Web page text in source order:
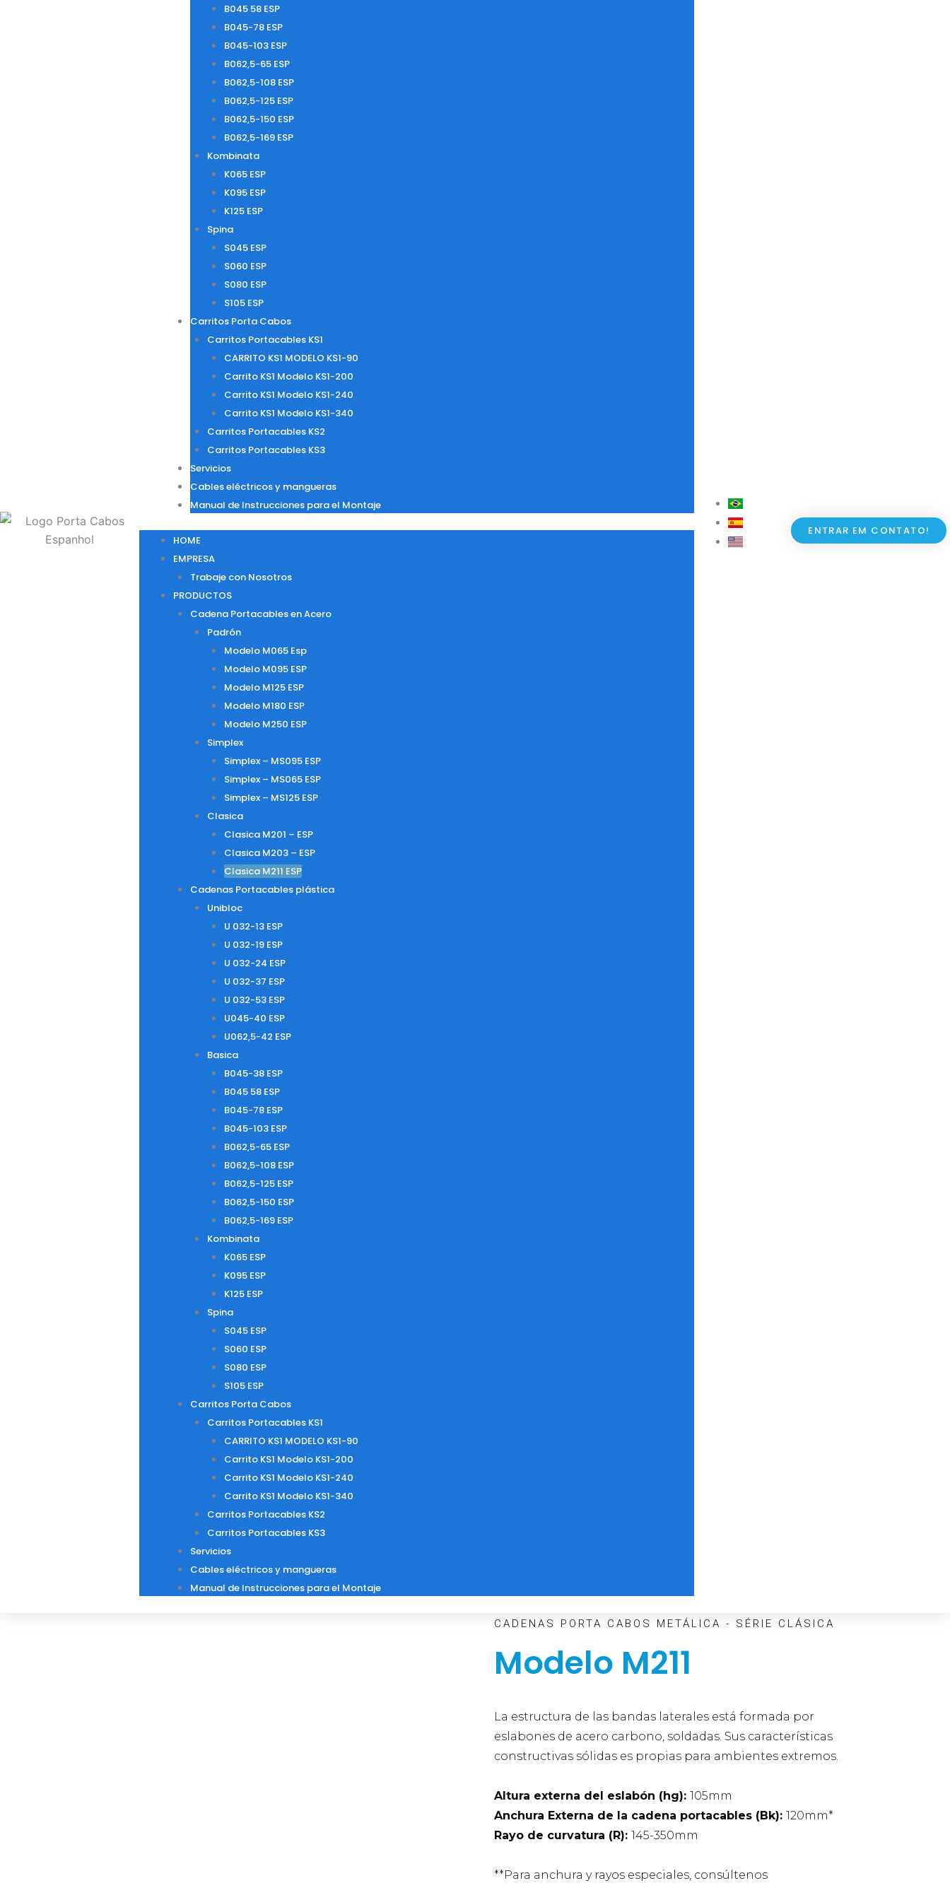
B045 58 ESP
B045-78 ESP
B045-103 ESP
B062,5-65 ESP
B062,5-108 ESP
B062,5-125 ESP
B062,5-150 ESP
B062,5-169 ESP
Kombinata
K065 ESP
K095 ESP
K125 ESP
Spina
S045 ESP
S060 ESP
S080 ESP
S105 ESP
Carritos Porta Cabos
Carritos Portacables KS1
CARRITO KS1 MODELO KS1-90
Carrito KS1 Modelo KS1-200
Carrito KS1 Modelo KS1-240
Carrito KS1 Modelo KS1-340
Carritos Portacables KS2
Carritos Portacables KS3
Servicios
Cables eléctricos y mangueras
Manual de Instrucciones para el Montaje
HOME
EMPRESA
Trabaje con Nosotros
PRODUCTOS
Cadena Portacables en Acero
Padrón
Modelo M065 Esp
Modelo M095 ESP
Modelo M125 ESP
Modelo M180 ESP
Modelo M250 ESP
Simplex
Simplex – MS095 ESP
Simplex – MS065 ESP
Simplex – MS125 ESP
Clasica
Clasica M201 – ESP
Clasica M203 – ESP
Clasica M211 ESP
Cadenas Portacables plástica
Unibloc
U 032-13 ESP
U 032-19 ESP
U 032-24 ESP
U 032-37 ESP
U 032-53 ESP
U045-40 ESP
U062,5-42 ESP
Basica
B045-38 ESP
B045 58 ESP
B045-78 ESP
B045-103 ESP
B062,5-65 ESP
B062,5-108 ESP
B062,5-125 ESP
B062,5-150 ESP
B062,5-169 ESP
Kombinata
K065 ESP
K095 ESP
K125 ESP
Spina
S045 ESP
S060 ESP
S080 ESP
S105 ESP
Carritos Porta Cabos
Carritos Portacables KS1
CARRITO KS1 MODELO KS1-90
Carrito KS1 Modelo KS1-200
Carrito KS1 Modelo KS1-240
Carrito KS1 Modelo KS1-340
Carritos Portacables KS2
Carritos Portacables KS3
Servicios
Cables eléctricos y mangueras
Manual de Instrucciones para el Montaje
ENTRAR EM CONTATO!
CADENAS PORTA CABOS METÁLICA - SÉRIE CLÁSICA
Modelo M211
La estructura de las bandas laterales está formada por
eslabones de acero carbono, soldadas. Sus características
constructivas sólidas es propias para ambientes extremos.
Altura externa del eslabón (hg): 105mm
Anchura Externa de la cadena portacables (Bk): 120mm*
Rayo de curvatura (R): 145-350mm
**Para anchura y rayos especiales, consúltenos